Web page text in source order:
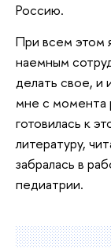
Россию.
При всем этом
наемным
делать свое, и
мне с момента
готовилась к
литературу,
забралась в
педиатрии.